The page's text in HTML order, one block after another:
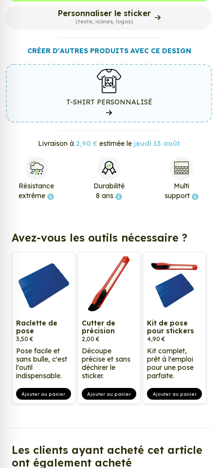
Personnaliser le sticker
(texte, icônes, logos)
CRÉER D'AUTRES PRODUITS AVEC CE DESIGN
T-SHIRT PERSONNALISÉ
Livraison à 2,90 € estimée le jeudi 13 août
Résistance
extrême
Durabilité
8 ans
Multi
support
Avez-vous les outils nécessaire ?
Raclette de
pose
3,50 €
Pose facile et
sans bulle, c'est
l'outil
indispensable.
Ajouter au panier
Cutter de
précision
2,00 €
Découpe
précise et sans
déchirer le
sticker.
Ajouter au panier
Kit de pose
pour stickers
4,90 €
Kit complet,
prêt à l'emploi
pour une pose
parfaite.
Ajouter au panier
Les clients ayant acheté cet article
ont également acheté